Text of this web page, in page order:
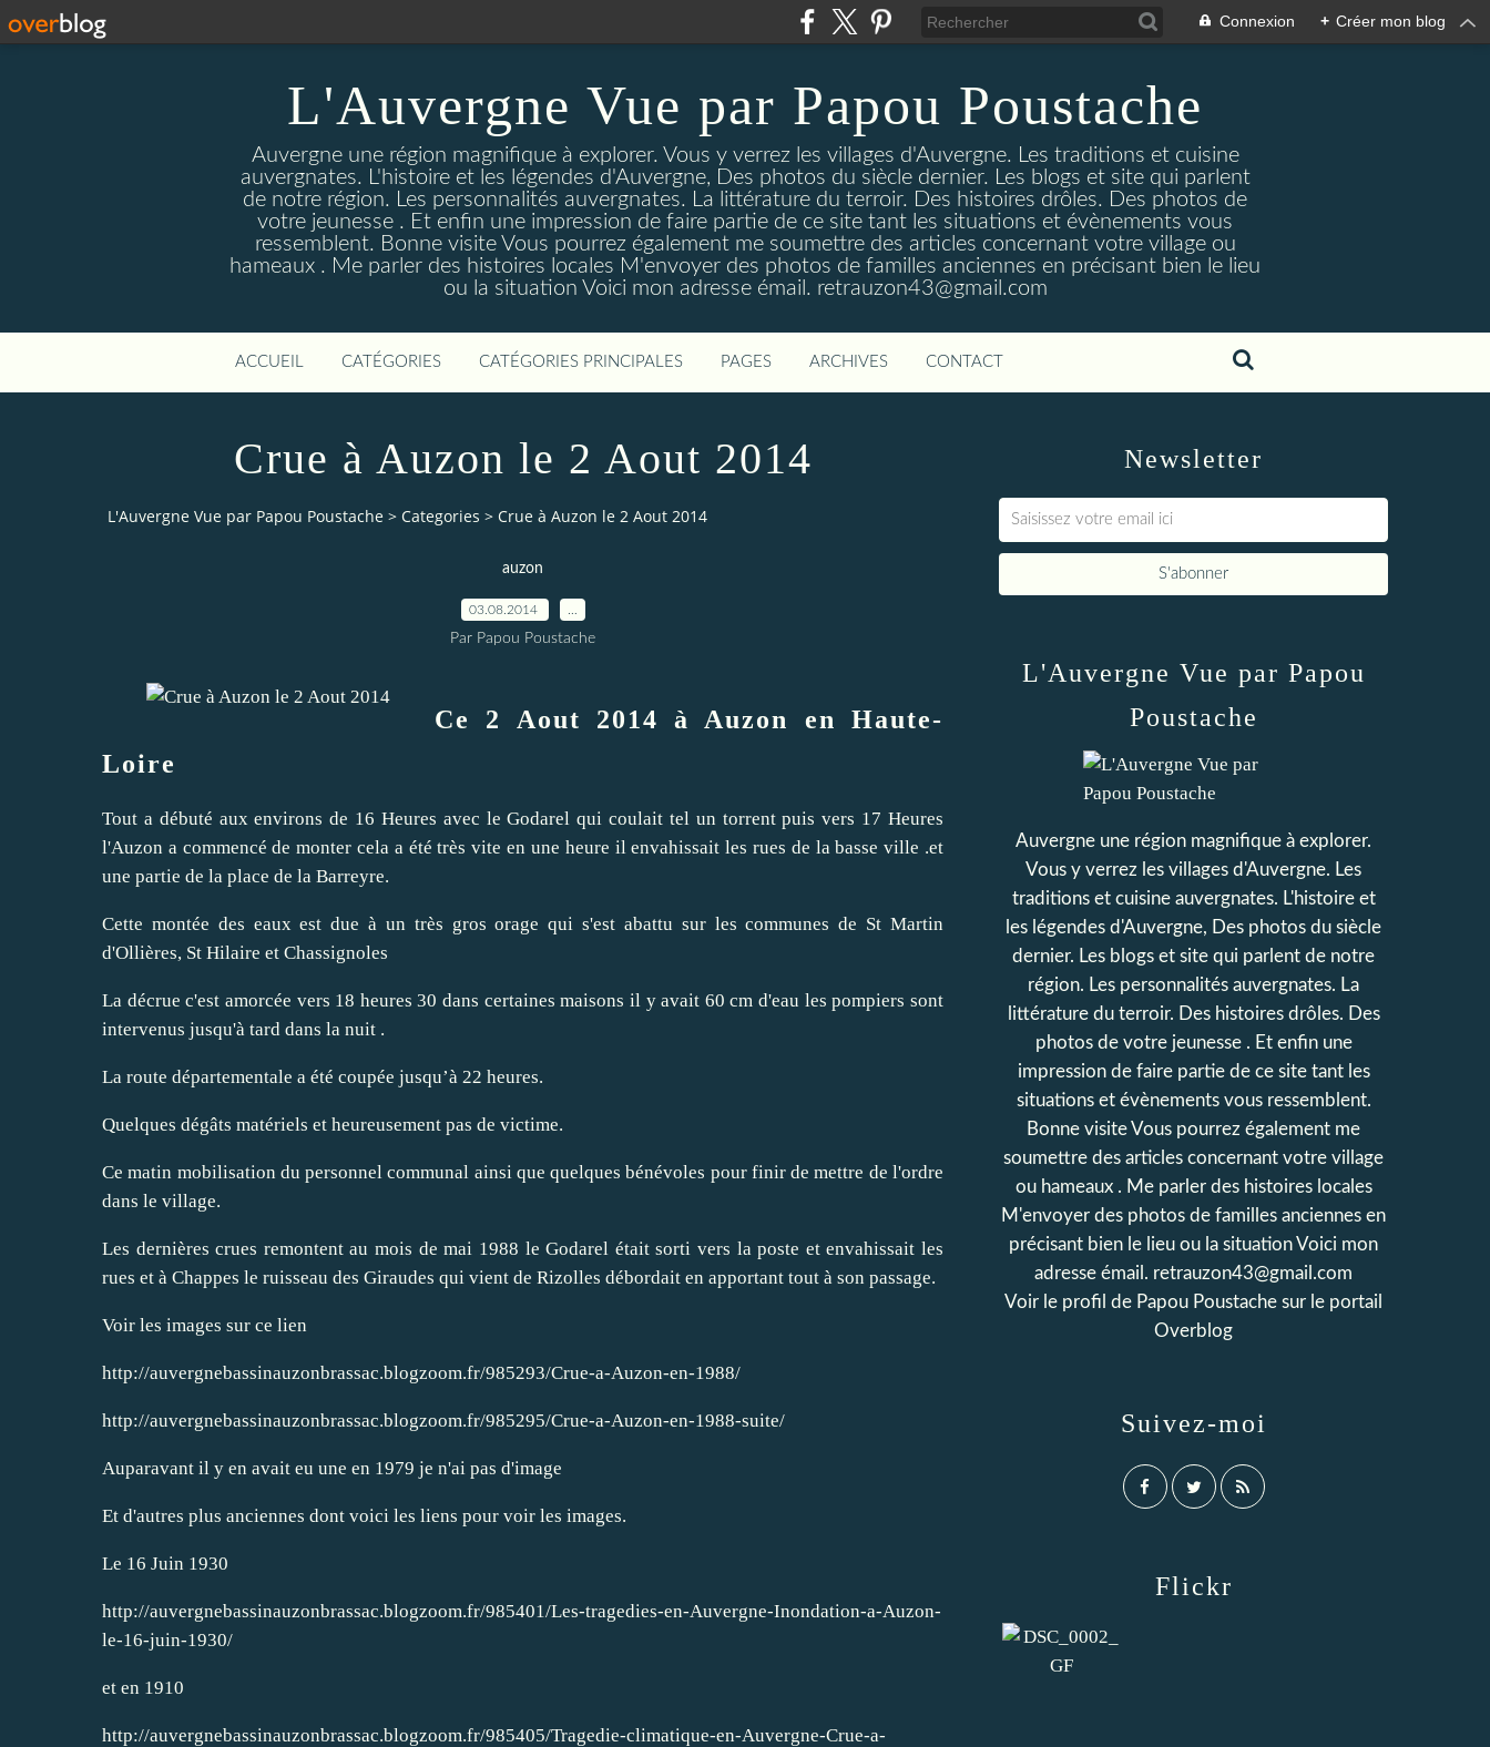
Connexion + Créer mon blog
L'Auvergne Vue par Papou Poustache
Auvergne une région magnifique à explorer. Vous y verrez les villages d'Auvergne. Les traditions et cuisine
auvergnates. L'histoire et les légendes d'Auvergne, Des photos du siècle dernier. Les blogs et site qui parlent
de notre région. Les personnalités auvergnates. La littérature du terroir. Des histoires drôles. Des photos de
votre jeunesse . Et enfin une impression de faire partie de ce site tant les situations et évènements vous
ressemblent. Bonne visite Vous pourrez également me soumettre des articles concernant votre village ou
hameaux . Me parler des histoires locales M'envoyer des photos de familles anciennes en précisant bien le lieu
ou la situation Voici mon adresse émail. retrauzon43@gmail.com
ACCUEIL CATÉGORIES CATÉGORIES PRINCIPALES PAGES ARCHIVES CONTACT
Crue à Auzon le 2 Aout 2014
L'Auvergne Vue par Papou Poustache > Categories > Crue à Auzon le 2 Aout 2014
auzon
03.08.2014
Par Papou Poustache
Ce 2 Aout 2014 à Auzon en Haute-
Loire
Tout a débuté aux environs de 16 Heures avec le Godarel qui coulait tel un torrent puis vers 17 Heures
l'Auzon a commencé de monter cela a été très vite en une heure il envahissait les rues de la basse ville .et
une partie de la place de la Barreyre.
Cette montée des eaux est due à un très gros orage qui s'est abattu sur les communes de St Martin
d'Ollières, St Hilaire et Chassignoles
La décrue c'est amorcée vers 18 heures 30 dans certaines maisons il y avait 60 cm d'eau les pompiers sont
intervenus jusqu'à tard dans la nuit .
La route départementale a été coupée jusqu’à 22 heures.
Quelques dégâts matériels et heureusement pas de victime.
Ce matin mobilisation du personnel communal ainsi que quelques bénévoles pour finir de mettre de l'ordre
dans le village.
Les dernières crues remontent au mois de mai 1988 le Godarel était sorti vers la poste et envahissait les
rues et à Chappes le ruisseau des Giraudes qui vient de Rizolles débordait en apportant tout à son passage.
Voir les images sur ce lien
http://auvergnebassinauzonbrassac.blogzoom.fr/985293/Crue-a-Auzon-en-1988/
http://auvergnebassinauzonbrassac.blogzoom.fr/985295/Crue-a-Auzon-en-1988-suite/
Auparavant il y en avait eu une en 1979 je n'ai pas d'image
Et d'autres plus anciennes dont voici les liens pour voir les images.
Le 16 Juin 1930
http://auvergnebassinauzonbrassac.blogzoom.fr/985401/Les-tragedies-en-Auvergne-Inondation-a-Auzon-
le-16-juin-1930/
et en 1910
http://auvergnebassinauzonbrassac.blogzoom.fr/985405/Tragedie-climatique-en-Auvergne-Crue-a-
Newsletter
L'Auvergne Vue par Papou
Poustache
Auvergne une région magnifique à explorer.
Vous y verrez les villages d'Auvergne. Les
traditions et cuisine auvergnates. L'histoire et
les légendes d'Auvergne, Des photos du siècle
dernier. Les blogs et site qui parlent de notre
région. Les personnalités auvergnates. La
littérature du terroir. Des histoires drôles. Des
photos de votre jeunesse . Et enfin une
impression de faire partie de ce site tant les
situations et évènements vous ressemblent.
Bonne visite Vous pourrez également me
soumettre des articles concernant votre village
ou hameaux . Me parler des histoires locales
M'envoyer des photos de familles anciennes en
précisant bien le lieu ou la situation Voici mon
adresse émail. retrauzon43@gmail.com
Voir le profil de Papou Poustache sur le portail
Overblog
Suivez-moi
Flickr